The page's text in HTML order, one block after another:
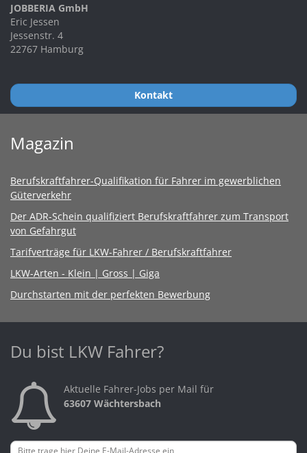
JOBBERIA GmbH
Eric Jessen
Jessenstr. 4
22767 Hamburg
Kontakt
Magazin
Berufskraftfahrer-Qualifikation für Fahrer im gewerblichen
Güterverkehr
Der ADR-Schein qualifiziert Berufskraftfahrer zum Transport
von Gefahrgut
Tarifverträge für LKW-Fahrer / Berufskraftfahrer
LKW-Arten - Klein | Gross | Giga
Durchstarten mit der perfekten Bewerbung
Du bist LKW Fahrer?
Aktuelle Fahrer-Jobs per Mail für
63607 Wächtersbach